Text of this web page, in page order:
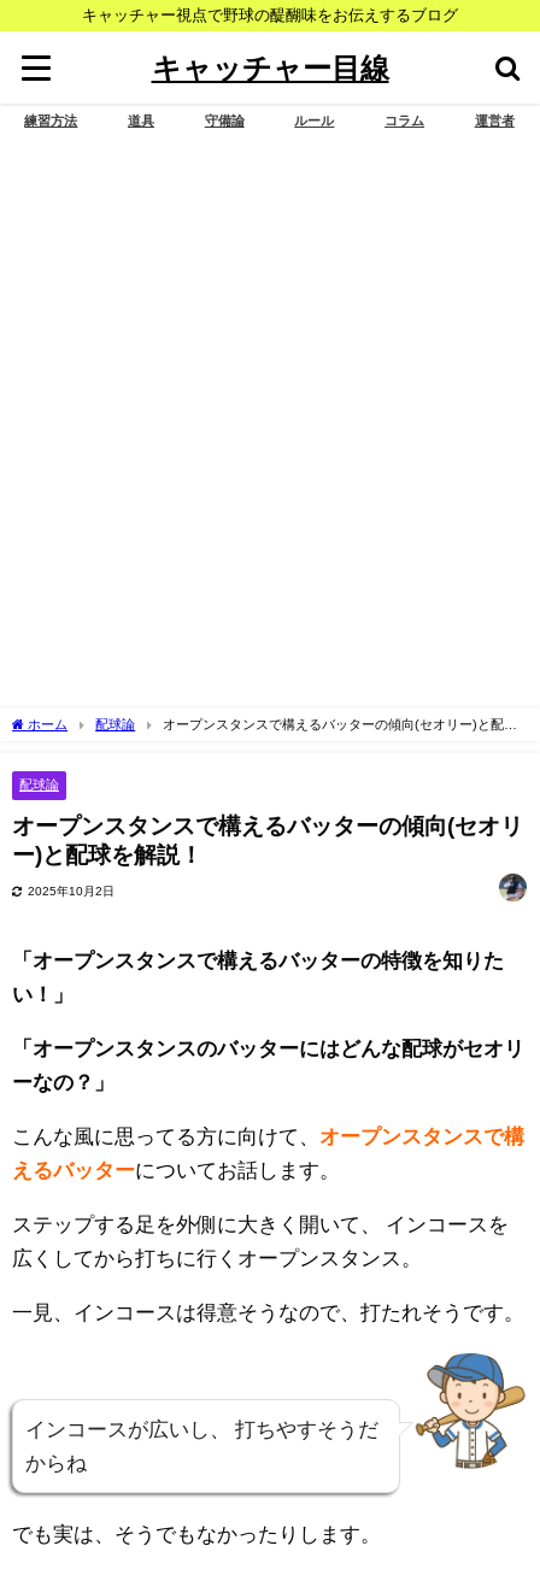
キャッチャー視点で野球の醍醐味をお伝えするブログ
キャッチャー目線
練習方法 道具 守備論 ルール コラム 運営者
ホーム 配球論
オープンスタンスで構えるバッターの傾向(セオリー)と配球
配球論
オープンスタンスで構えるバッターの傾向(セオリ
ー)と配球を解説！
2025年10月2日
「オープンスタンスで構えるバッターの特徴を知りた
い！」
「オープンスタンスのバッターにはどんな配球がセオリ
ーなの？」
こんな風に思ってる方に向けて、 オープンスタンスで構
えるバッターについてお話します。
ステップする足を外側に大きく開いて、
インコースを
広くしてから打ちに行くオープンスタンス。
一見、インコースは得意そうなので、打たれそうです。
インコースが広いし、
打ちやすそうだ
からね
でも実は、そうでもなかったりします。